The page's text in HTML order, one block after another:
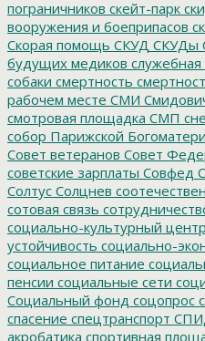
пограничников скейт-парк
вооружения и боеприпасов
Скорая помощь СКУД СКУДы
будущих медиков
собаки смертность
рабочем месте СМИ
смотровая площадка СМП
собор Парижской Богоматери
Совет ветеранов Совет
советские зарплаты Совфед
Солтус Солцнев
сотовая связь
социально-культурный центр
устойчивость социально-
социальное питание
пенсии социальные сети
Социальный фонд соцопрос
спасение спецтранспорт
акробатика спортивная